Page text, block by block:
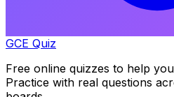
GCE Quiz
Free online quizzes to help
Practice with real questions